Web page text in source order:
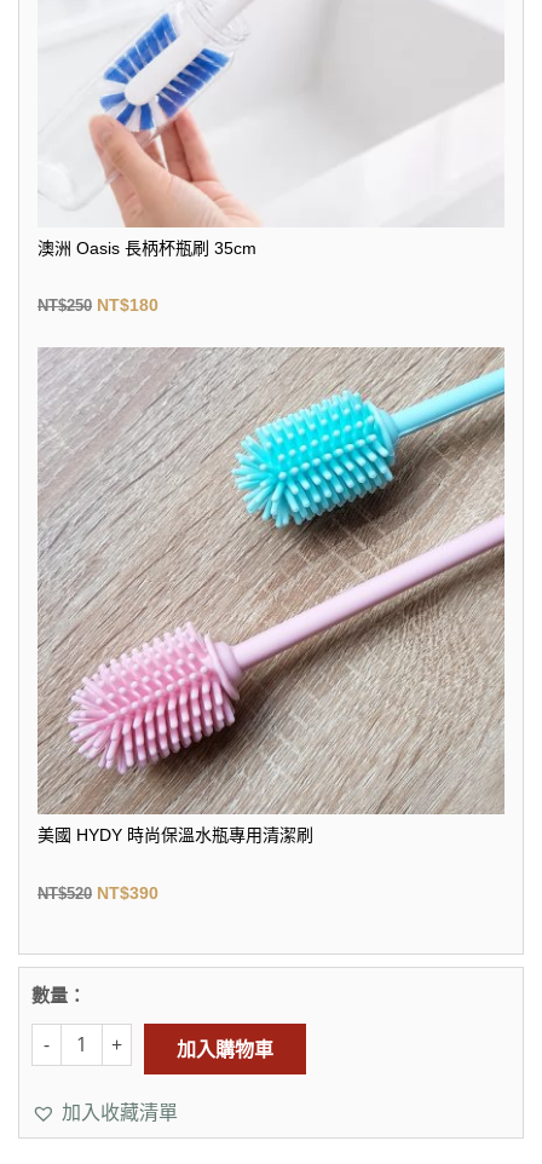
澳洲 Oasis 長柄杯瓶刷 35cm
NT$250 NT$180
美國 HYDY 時尚保溫水瓶專用清潔刷
NT$520 NT$390
數量：
加入購物車
加入收藏清單